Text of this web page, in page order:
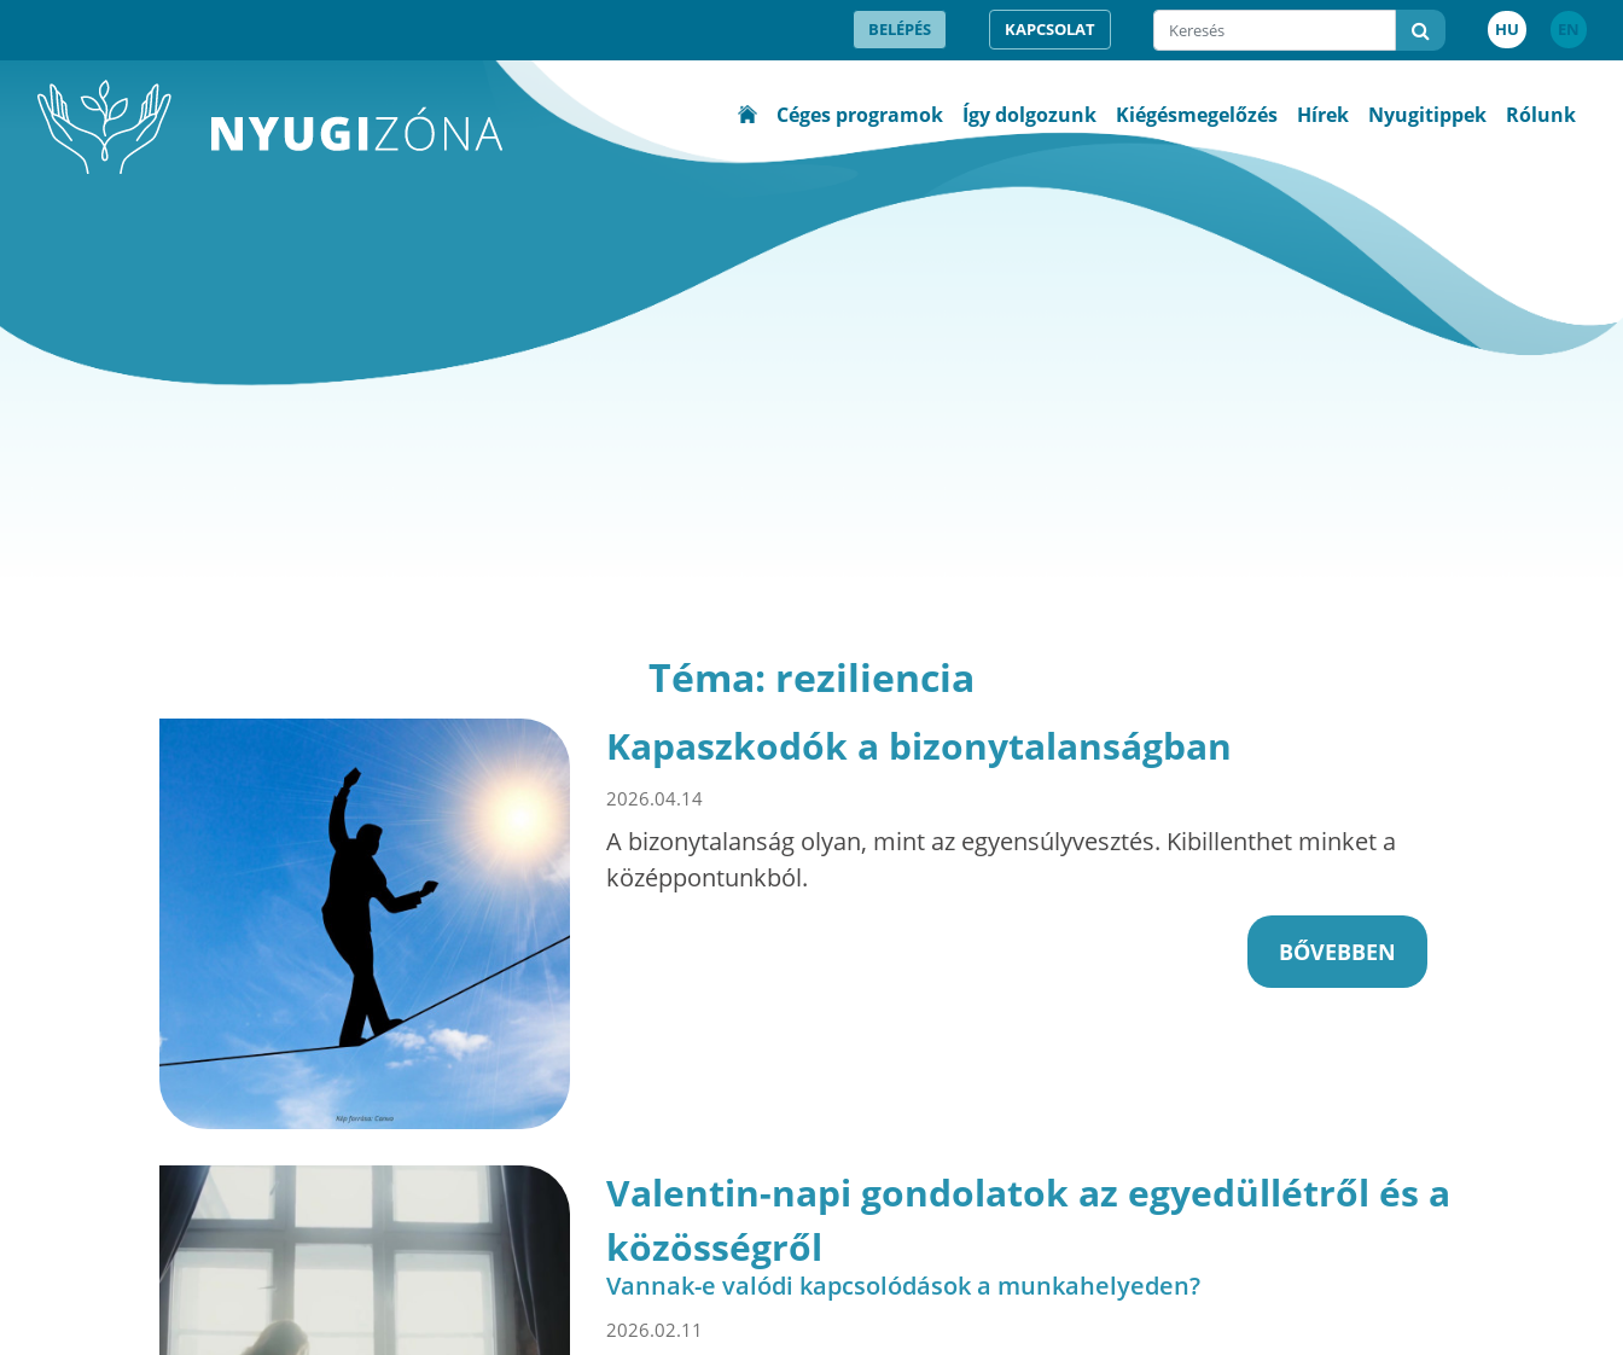
BELÉPÉS KAPCSOLAT HU EN
Céges programok Így dolgozunk Kiégésmegelőzés Hírek Nyugitippek Rólunk
Téma: reziliencia
Kapaszkodók a bizonytalanságban
2026.04.14
A bizonytalanság olyan, mint az egyensúlyvesztés. Kibillenthet minket a
középpontunkból.
BŐVEBBEN
Valentin-napi gondolatok az egyedüllétről és a
közösségről
Vannak-e valódi kapcsolódások a munkahelyeden?
2026.02.11